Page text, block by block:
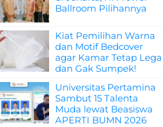
Ballroom Pilihannya
Kiat Pemilihan Warna
dan Motif Bedcover
agar Kamar Tetap Lega
dan Gak Sumpek!
Universitas Pertamina
Sambut 15 Talenta
Muda lewat Beasiswa
APERTI BUMN 2026